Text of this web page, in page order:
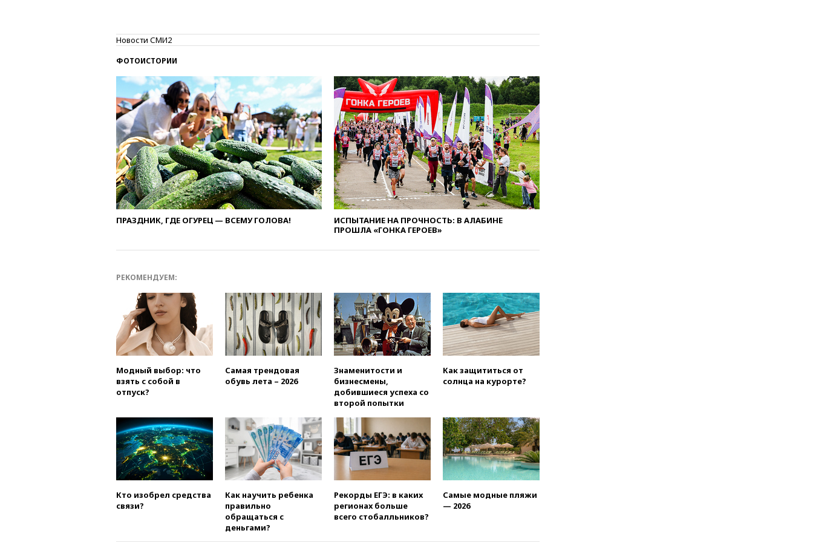
вчера, 20:27Ямпольская
призвала оптимизировать
вчера, 20:15Минтранс
предложил оплачивать
защиту дорог от БПЛА из
средств на ремонт
вчера, 20:00Зеленский 8
августа посетит Сербию с
официальным визитом
вчера, 19:58В Госдуму будет
внесен законопроект об
отмене ЕГЭ
вчера, 19:50Аэропорты Сочи и
Ярославля приостановили
Вэнса на выборах 2028 года
вчера, 19:20Число ломбардов
в РФ превысило максимум
2022 года
вчера, 19:15Жуковский и
возобновили работу
вчера, 19:00
званий добровольцам
вчера, 18:50Euractiv: восток
Финляндии приходит в упадок
без российских туристов
вчера, 18:35 В Жуковском и
введены ограничения
вчера, 18:21
Новости СМИ2
ФОТОИСТОРИИ
ПРАЗДНИК, ГДЕ ОГУРЕЦ — ВСЕМУ ГОЛОВА!
ИСПЫТАНИЕ НА ПРОЧНОСТЬ: В АЛАБИНЕ
ПРОШЛА «ГОНКА ГЕРОЕВ»
РЕКОМЕНДУЕМ:
Модный выбор: что
взять с собой в
отпуск?
Самая трендовая
обувь лета – 2026
Знаменитости и
бизнесмены,
добившиеся успеха со
второй попытки
Как защититься от
солнца на курорте?
Кто изобрел средства
связи?
Как научить ребенка
правильно
обращаться с
деньгами?
Рекорды ЕГЭ: в каких
регионах больше
всего стобалльников?
Самые модные пляжи
— 2026